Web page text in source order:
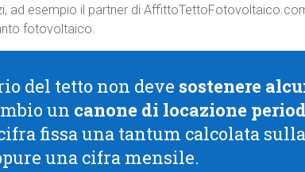
ad esempio il partner di
fotovoltaico.
del tetto non deve sostenere
un canone di locazione
fissa una tantum calcolata
una cifra mensile.